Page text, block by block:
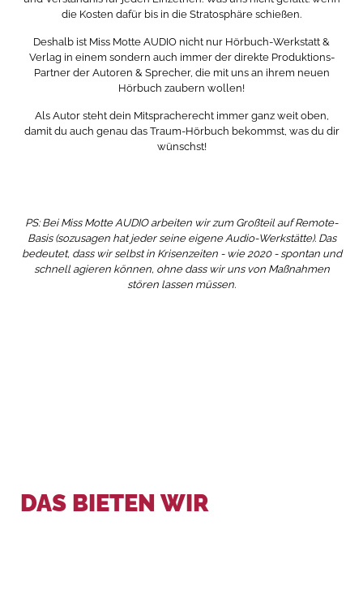
die Kosten dafür bis in die Stratosphäre schießen.
Deshalb ist Miss Motte AUDIO nicht nur Hörbuch-Werkstatt &
Verlag in einem sondern auch immer der direkte Produktions-
Partner der Autoren & Sprecher, die mit uns an ihrem neuen
Hörbuch zaubern wollen!
Als Autor steht dein Mitspracherecht immer ganz weit oben,
damit du auch genau das Traum-Hörbuch bekommst, was du dir
wünschst!
PS: Bei Miss Motte AUDIO arbeiten wir zum Großteil auf Remote-
Basis (sozusagen hat jeder seine eigene Audio-Werkstätte). Das
bedeutet, dass wir selbst in Krisenzeiten - wie 2020 - spontan und
schnell agieren können, ohne dass wir uns von Maßnahmen
stören lassen müssen.
DAS BIETEN WIR